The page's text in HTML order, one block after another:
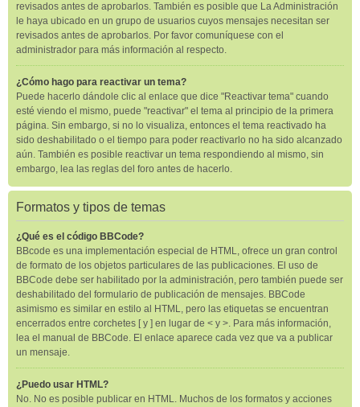
revisados antes de aprobarlos. También es posible que La Administración
le haya ubicado en un grupo de usuarios cuyos mensajes necesitan ser
revisados antes de aprobarlos. Por favor comuníquese con el
administrador para más información al respecto.
¿Cómo hago para reactivar un tema?
Puede hacerlo dándole clic al enlace que dice "Reactivar tema" cuando
esté viendo el mismo, puede "reactivar" el tema al principio de la primera
página. Sin embargo, si no lo visualiza, entonces el tema reactivado ha
sido deshabilitado o el tiempo para poder reactivarlo no ha sido alcanzado
aún. También es posible reactivar un tema respondiendo al mismo, sin
embargo, lea las reglas del foro antes de hacerlo.
Formatos y tipos de temas
¿Qué es el código BBCode?
BBcode es una implementación especial de HTML, ofrece un gran control
de formato de los objetos particulares de las publicaciones. El uso de
BBCode debe ser habilitado por la administración, pero también puede ser
deshabilitado del formulario de publicación de mensajes. BBCode
asimismo es similar en estilo al HTML, pero las etiquetas se encuentran
encerrados entre corchetes [ y ] en lugar de < y >. Para más información,
lea el manual de BBCode. El enlace aparece cada vez que va a publicar
un mensaje.
¿Puedo usar HTML?
No. No es posible publicar en HTML. Muchos de los formatos y acciones